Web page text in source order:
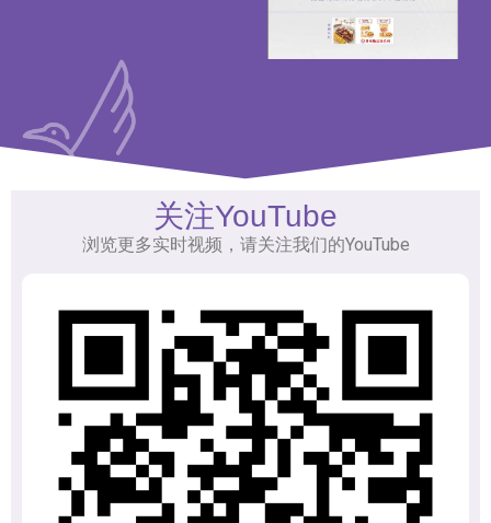
关注YouTube
浏览更多实时视频，请关注我们的YouTube